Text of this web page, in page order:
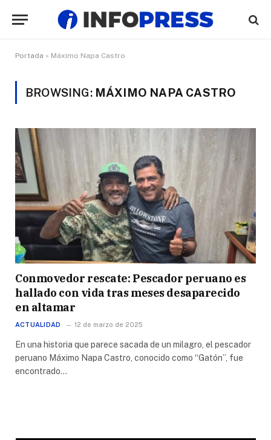
Portada » Máximo Napa Castro
BROWSING: MÁXIMO NAPA CASTRO
Conmovedor rescate: Pescador peruano es
hallado con vida tras meses desaparecido
en altamar
ACTUALIDAD 12 de marzo de 2025
En una historia que parece sacada de un milagro, el pescador
peruano Máximo Napa Castro, conocido como “Gatón”, fue
encontrado…